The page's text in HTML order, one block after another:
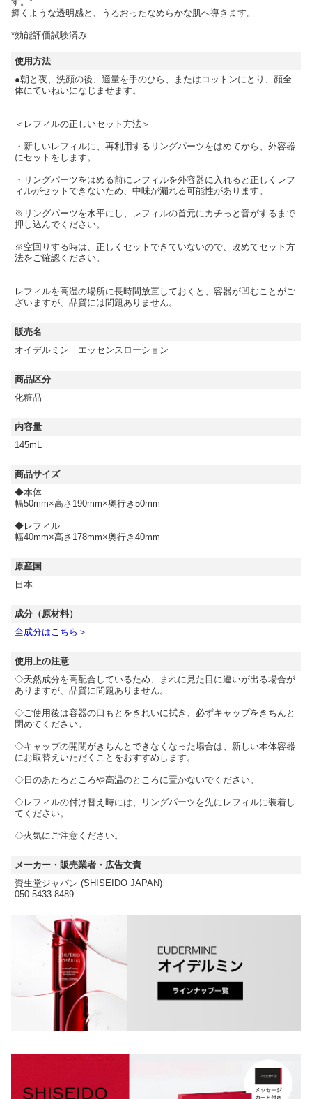
輝くような透明感と、うるおったなめらかな肌へ導きます。
*効能評価試験済み
使用方法
●朝と夜、洗顔の後、適量を手のひら、またはコットンにとり、顔全
体にていねいになじませます。
＜レフィルの正しいセット方法＞
・新しいレフィルに、再利用するリングパーツをはめてから、外容器
にセットをします。
・リングパーツをはめる前にレフィルを外容器に入れると正しくレフ
ィルがセットできないため、中味が漏れる可能性があります。
※リングパーツを水平にし、レフィルの首元にカチっと音がするまで
押し込んでください。
※空回りする時は、正しくセットできていないので、改めてセット方
法をご確認ください。
レフィルを高温の場所に長時間放置しておくと、容器が凹むことがご
ざいますが、品質には問題ありません。
販売名
オイデルミン エッセンスローション
商品区分
化粧品
内容量
145mL
商品サイズ
◆本体
幅50mm×高さ190mm×奥行き50mm
◆レフィル
幅40mm×高さ178mm×奥行き40mm
原産国
日本
成分（原材料）
全成分はこちら＞
使用上の注意
◇天然成分を高配合しているため、まれに見た目に違いが出る場合が
ありますが、品質に問題ありません。
◇ご使用後は容器の口もとをきれいに拭き、必ずキャップをきちんと
閉めてください。
◇キャップの開閉がきちんとできなくなった場合は、新しい本体容器
にお取替えいただくことをおすすめします。
◇日のあたるところや高温のところに置かないでください。
◇レフィルの付け替え時には、リングパーツを先にレフィルに装着し
てください。
◇火気にご注意ください。
メーカー・販売業者・広告文責
資生堂ジャパン (SHISEIDO JAPAN)
050-5433-8489